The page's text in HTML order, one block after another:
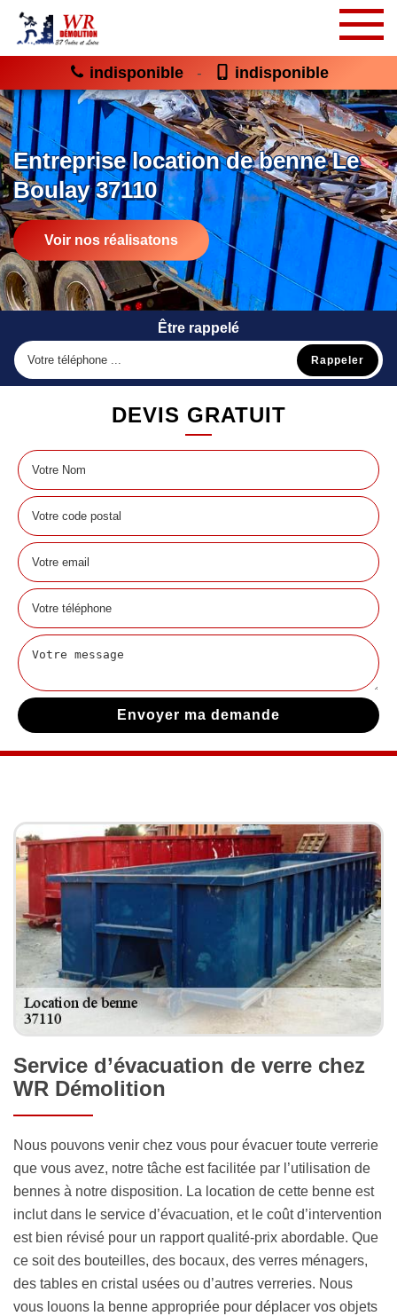
indisponible - indisponible
Entreprise location de benne Le
Boulay 37110
Voir nos réalisatons
Être rappelé
DEVIS GRATUIT
Service d’évacuation de verre chez
WR Démolition
Nous pouvons venir chez vous pour évacuer toute verrerie
que vous avez, notre tâche est facilitée par l’utilisation de
bennes à notre disposition. La location de cette benne est
inclut dans le service d’évacuation, et le coût d’intervention
est bien révisé pour un rapport qualité-prix abordable. Que
ce soit des bouteilles, des bocaux, des verres ménagers,
des tables en cristal usées ou d’autres verreries. Nous
vous louons la benne appropriée pour déplacer vos objets